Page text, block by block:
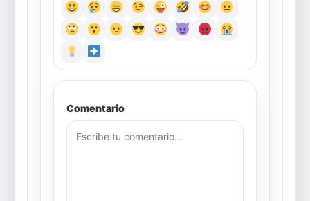
Comentario